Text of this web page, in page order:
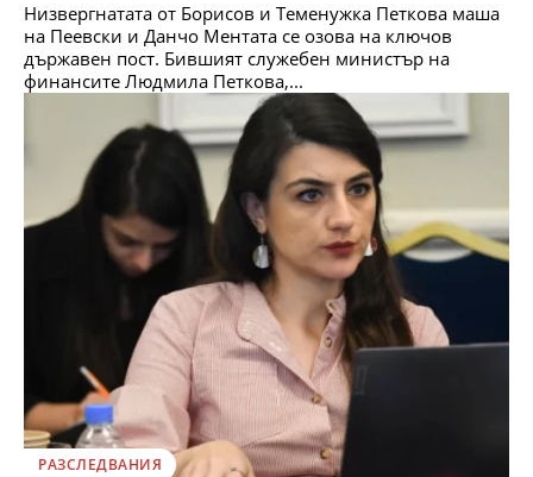
Низвергнатата от Борисов и Теменужка Петкова маша
на Пеевски и Данчо Ментата се озова на ключов
държавен пост. Бившият служебен министър на
финансите Людмила Петкова,...
РАЗСЛЕДВАНИЯ